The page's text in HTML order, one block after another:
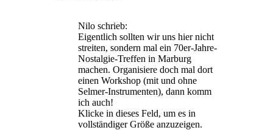
Nilo schrieb:
Eigentlich sollten wir uns hier nicht
streiten, sondern mal ein 70er-Jahre-
Nostalgie-Treffen in Marburg
machen. Organisiere doch mal dort
einen Workshop (mit und ohne
Selmer-Instrumenten), dann komm
ich auch!
Klicke in dieses Feld, um es in
vollständiger Größe anzuzeigen.